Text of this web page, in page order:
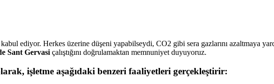
ediyor. Herkes üzerine düşeni yapabilseydi, CO2 gibi sera gazlarını azaltmaya
Sant Gervasi çalıştığını doğrulamaktan memnuniyet duyuyoruz.
işletme aşağıdaki benzeri faaliyetleri gerçekleştirir: